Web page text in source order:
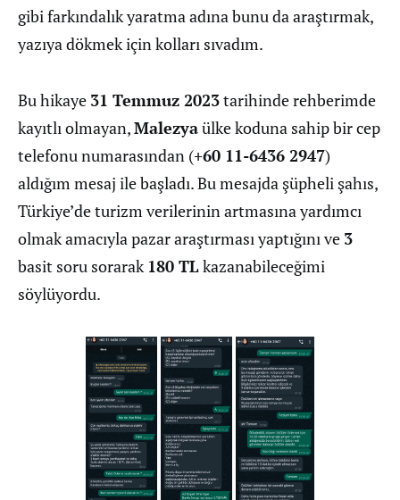
gibi farkındalık yaratma adına bunu da araştırmak,
yazıya dökmek için kolları sıvadım.
Bu hikaye 31 Temmuz 2023tarihinde rehberimde
kayıtlı olmayan,Malezyaülke koduna sahip bir cep
telefonu numarasından (+60 11-6436 2947)
aldığım mesaj ile başladı. Bu mesajda şüpheli şahıs,
Türkiye’de turizm verilerinin artmasına yardımcı
olmak amacıyla pazar araştırması yaptığını ve 3
basit soru sorarak180 TLkazanabileceğimi
söylüyordu.